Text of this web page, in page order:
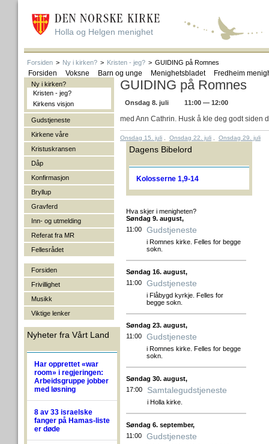
Holla og Helgen menighet
Forsiden > Ny i kirken? > Kristen - jeg? > GUIDING på Romnes
Forsiden Voksne Barn og unge Menighetsbladet Fredheim
Ny i kirken?
Kristen - jeg?
Kirkens visjon
Gudstjeneste
Kirkene våre
Kristuskransen
Dåp
Konfirmasjon
Bryllup
Gravferd
Inn- og utmelding
Referat fra MR
Fellesrådet
Forsiden
Frivillighet
Musikk
Viktige lenker
Nyheter fra Vårt Land
Har opprettet «war
room» i regjeringen:
Arbeidsgruppe jobber
med løsning
8 av 33 israelske
fanger på Hamas-liste
er døde
GUIDING på Romnes
Onsdag 8. juli 11:00 — 12:00
med Ann Cathrin. Husk å kle deg godt siden
Onsdag 15. juli Onsdag 22. juli Onsdag 29. juli
Dagens Bibelord
Kolosserne 1,9-14
Hva skjer i menigheten?
Søndag 9. august,
11:00
Gudstjeneste
i Romnes kirke. Felles for begge
sokn.
Søndag 16. august,
11:00
Gudstjeneste
i Flåbygd kyrkje. Felles for
begge sokn.
Søndag 23. august,
11:00
Gudstjeneste
i Romnes kirke. Felles for begge
sokn.
Søndag 30. august,
17:00
Samtalegudstjeneste
i Holla kirke.
Søndag 6. september,
11:00
Gudstjeneste